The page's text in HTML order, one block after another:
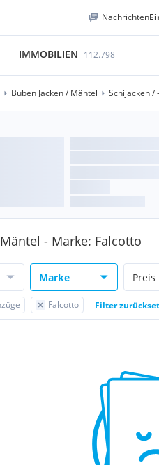
Nachrichten
IMMOBILIEN 112.798
Buben Jacken / Mäntel Schijacken /
- Marke: Falcotto
Marke Preis
Falcotto Filter